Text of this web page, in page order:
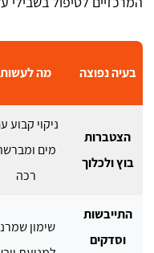
בעיה נפוצה מה לעשות
הצטברות
בוץ ולכלוך
ניקוי קבוע
מים
רכה
התייבשות
וסדקים
שימון